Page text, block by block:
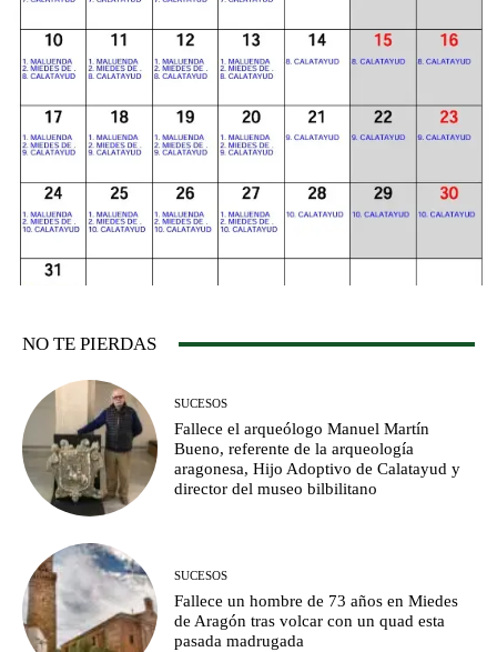
NO TE PIERDAS
SUCESOS
Fallece el arqueólogo Manuel Martín
Bueno, referente de la arqueología
aragonesa, Hijo Adoptivo de Calatayud y
director del museo bilbilitano
SUCESOS
Fallece un hombre de 73 años en Miedes
de Aragón tras volcar con un quad esta
pasada madrugada